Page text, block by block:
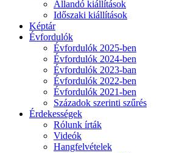
Állandó kiállítások
Időszaki kiállítások
Képtár
Évfordulók
Évfordulók 2025-ben
Évfordulók 2024-ben
Évfordulók 2023-ban
Évfordulók 2022-ben
Évfordulók 2021-ben
Századok szerinti szűrés
Érdekességek
Rólunk írták
Videók
Hangfelvételek